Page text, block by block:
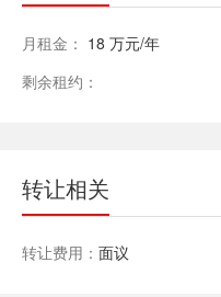
月租金： 18 万元/年
剩余租约：
转让相关
转让费用： 面议